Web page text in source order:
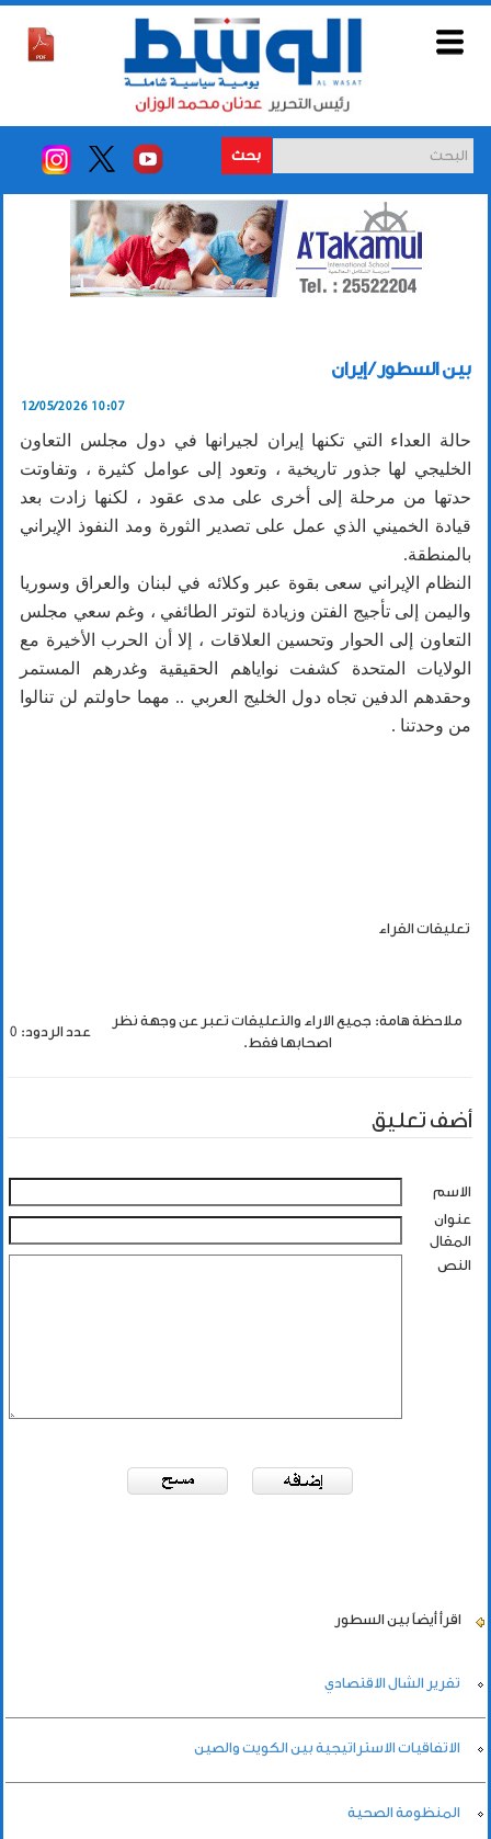
بحث
بين السطور / إيران
12/05/2026 10:07
حالة العداء التي تكنها إيران لجيرانها في دول مجلس التعاون
الخليجي لها جذور تاريخية ، وتعود إلى عوامل كثيرة ، وتفاوتت
حدتها من مرحلة إلى أخرى على مدى عقود ، لكنها زادت بعد
قيادة الخميني الذي عمل على تصدير الثورة ومد النفوذ الإيراني
بالمنطقة.
النظام الإيراني سعى بقوة عبر وكلائه في لبنان والعراق وسوريا
واليمن إلى تأجيج الفتن وزيادة لتوتر الطائفي ، وغم سعي مجلس
التعاون إلى الحوار وتحسين العلاقات ، إلا أن الحرب الأخيرة مع
الولايات المتحدة كشفت نواياهم الحقيقية وغدرهم المستمر
وحقدهم الدفين تجاه دول الخليج العربي .. مهما حاولتم لن تنالوا
من وحدتنا .
تعليقات القراء
ملاحظة هامة: جميع الاراء والتعليقات تعبر عن وجهة نظر
اصحابها فقط.
عدد الردود: 0
أضف تعليق
الاسم
عنوان
المقال
النص
اقرأ أيضاً بين السطور
تقرير الشال الاقتصادي
الاتفاقيات الاستراتيجية بين الكويت والصين
المنظومة الصحية